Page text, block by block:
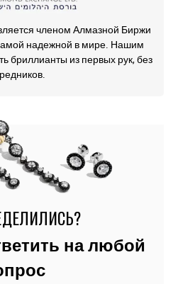
членом Алмазной Биржи
надежной в мире. Нашим
бриллианты из первых рук, без
на любой